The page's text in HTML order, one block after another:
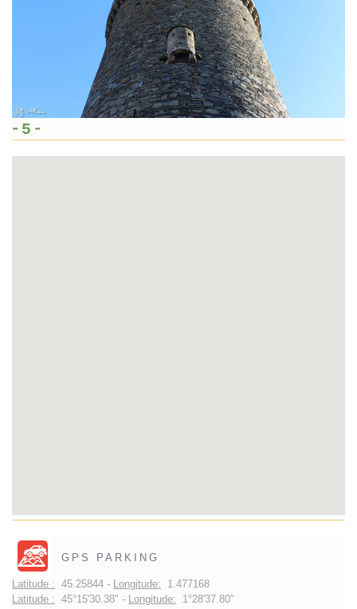
- 5 -
GPS PARKING
Latitude : 45.25844 - Longitude: 1.477168
Latitude : 45°15'30.38" - Longitude: 1°28'37.80"